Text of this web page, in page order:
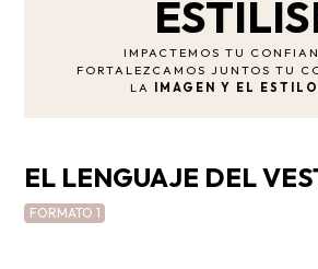
IMPACTEMOS TU
FORTALEZCAMOS JUNTOS TU
LA
IMAGEN Y EL
EL LENGUAJE DEL
FORMATO 1